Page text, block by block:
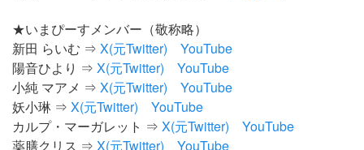
★いまぴーすメンバー（敬称略）
新田 らいむ ⇒ X(元Twitter)
YouTube
陽音ひより ⇒ X(元Twitter)
YouTube
小純 マアメ ⇒ X(元Twitter)
YouTube
妖小琳 ⇒ X(元Twitter)
YouTube
カルプ・マーガレット ⇒ X(元Twitter)
YouTube
薬膳クリス ⇒ X(元Twitter) YouTube